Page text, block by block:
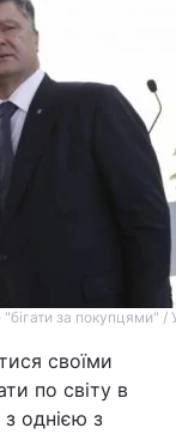
за покупцями" /
своїми
по світу в
однією з